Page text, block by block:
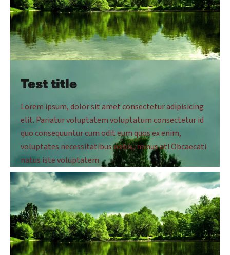
Test title
Lorem ipsum, dolor sit amet consectetur adipisicing
elit. Pariatur voluptatem voluptatum consectetur id
quo consequuntur cum odit eum quos ex enim,
voluptates necessitatibus nobis, minus at! Obcaecati
natus iste voluptatem.